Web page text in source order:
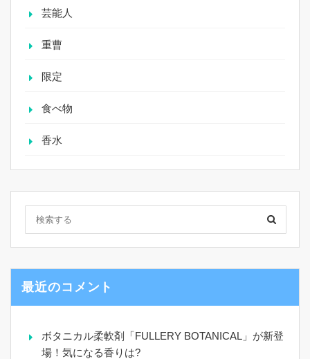
芸能人
重曹
限定
食べ物
香水
最近のコメント
ボタニカル柔軟剤「FULLERY BOTANICAL」が新登
場！気になる香りは?